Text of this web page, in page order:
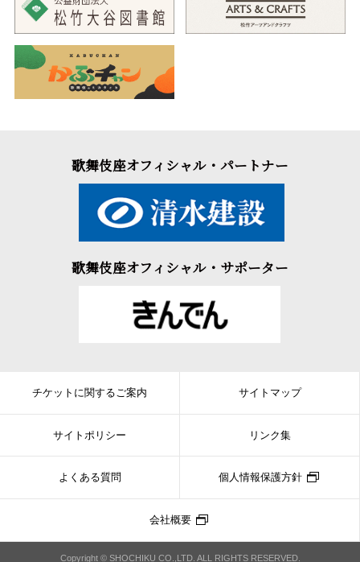
歌舞伎座オフィシャル・パートナー
歌舞伎座オフィシャル・サポーター
チケットに関するご案内 サイトマップ
サイトポリシー リンク集
よくある質問 個人情報保護方針
会社概要
Copyright © SHOCHIKU CO.,LTD. ALL RIGHTS RESERVED.